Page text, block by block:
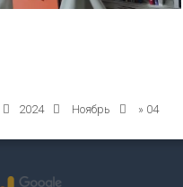
2024 Ноябрь » 04